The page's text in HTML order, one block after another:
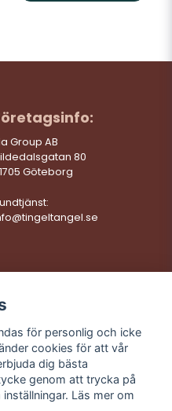
Group AB
80
Göteborg
levererar:
Snabba leveranser
Trygga köp
Fri frakt över 499:-
Trevlig kundtjänst
för personlig och icke
cookies för att vår
dig bästa
genom att trycka på
Läs mer om